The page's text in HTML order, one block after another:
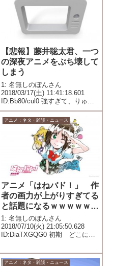
【悲報】藤井聡太君、一つ
の深夜アニメをぶち壊して
しまう
1: 名無しのぽんさん
2018/03/17(土) 11:41:18.601
ID:Bb80/cul0 強すぎて、りゅう
おうのおしごとの主人公より強
い模様
アニメ：ネタ・雑談・ニュース
アニメ「はねバド！」 作
者の画力が上がりすぎてる
と話題になるｗｗｗｗｗｗ
ｗｗｗ
1: 名無しのぽんさん
2018/07/10(火) 21:05:50.628
ID:DiaTXGQG0 初期 どこにで
ザイン 現在 作画上達しすぎ
ワロタｗｗｗ
アニメ：ネタ・雑談・ニュース